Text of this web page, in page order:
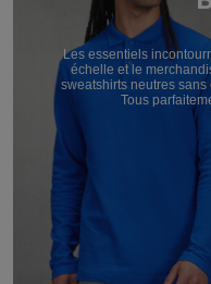
Les essentiels
échelle et le
sweatshirts neutres sans
Tous